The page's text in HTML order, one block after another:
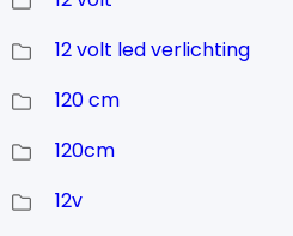
12 volt led verlichting
120 cm
120cm
12v